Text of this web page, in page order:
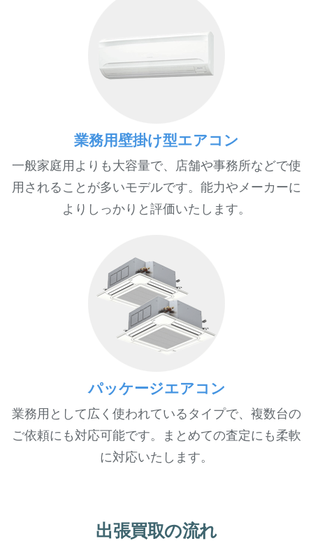
業務用壁掛け型エアコン
一般家庭用よりも大容量で、店舗や事務所などで使
用されることが多いモデルです。能力やメーカーに
よりしっかりと評価いたします。
パッケージエアコン
業務用として広く使われているタイプで、複数台の
ご依頼にも対応可能です。まとめての査定にも柔軟
に対応いたします。
出張買取の流れ